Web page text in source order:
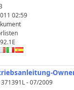
02:59
- 07/2009